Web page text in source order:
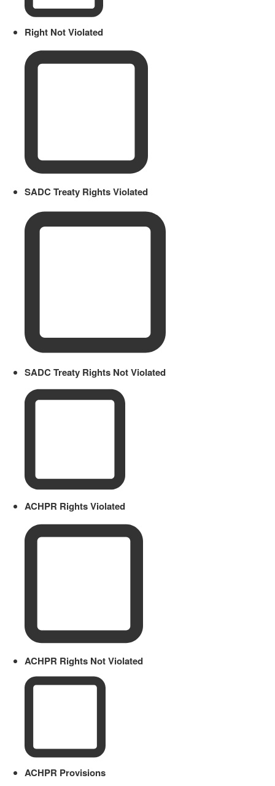
Right Not Violated
SADC Treaty Rights Violated
SADC Treaty Rights Not Violated
ACHPR Rights Violated
ACHPR Rights Not Violated
ACHPR Provisions